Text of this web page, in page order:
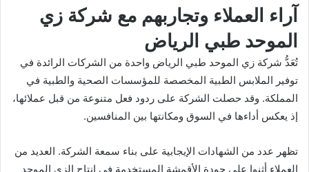
آراء العملاء وتجاربهم مع شركة زي
الموحد طبي الرياض
تُعَدُّ شركة زي الموحد طبي الرياض واحدة من الشركات الرائدة في
توفير الملابس الطبية المخصصة للمؤسسات الصحية والطبية في
المملكة. وقد حصلت الشركة على ردود فعل متنوعة من قبل عملائها،
إذ يعكس أداءها في السوق ومكانتها بين المنافسين.
تظهر عدد من الشهادات الإيجابية على بناء سمعة الشركة. العديد من
العملاء أثنوا على جودة الأقمشة المستخدمة في إنتاج الزي الموحد